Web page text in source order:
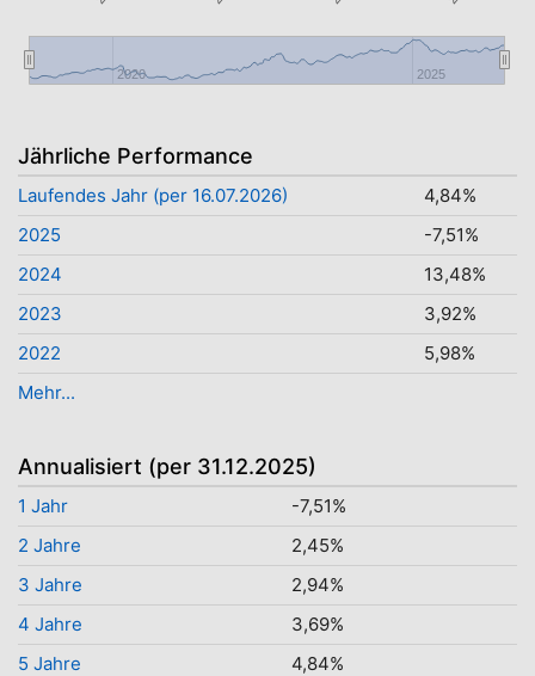
2020 2025
Jährliche Performance
Laufendes Jahr (per 16.07.2026)
4,84%
2025
-7,51%
2024
13,48%
2023
3,92%
2022
5,98%
Mehr...
Annualisiert (per 31.12.2025)
1 Jahr
-7,51%
2 Jahre
2,45%
3 Jahre
2,94%
4 Jahre
3,69%
5 Jahre
4,84%